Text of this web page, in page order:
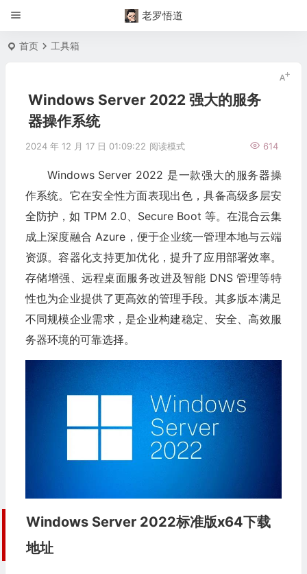
老罗悟道
首页 工具箱
Windows Server 2022 强大的服务
器操作系统
2024 年 12 月 17 日 01:09:22 614
阅读模式
Windows Server 2022 是一款强大的服务器操
作系统。它在安全性方面表现出色，具备高级多层安
全防护，如 TPM 2.0、Secure Boot 等。在混合云集
成上深度融合 Azure，便于企业统一管理本地与云端
资源。容器化支持更加优化，提升了应用部署效率。
存储增强、远程桌面服务改进及智能 DNS 管理等特
性也为企业提供了更高效的管理手段。其多版本满足
不同规模企业需求，是企业构建稳定、安全、高效服
务器环境的可靠选择。
Windows Server 2022标准版x64下载
地址